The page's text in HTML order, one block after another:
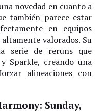
novedad en cuanto a
también parece estar
en equipos
valorados. Su
serie de reruns que
Sparkle, creando una
alineaciones con
Sunday,